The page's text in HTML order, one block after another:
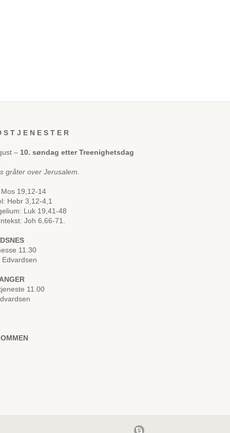
S T J E N E S T E R
– 10. søndag etter Treenighetsdag
gråter over Jerusalem.
Mos 19,12-14
Hebr 3,12-4,1
Luk 19,41-48
Joh 6,66-71.
11.30
Edvardsen
11.00